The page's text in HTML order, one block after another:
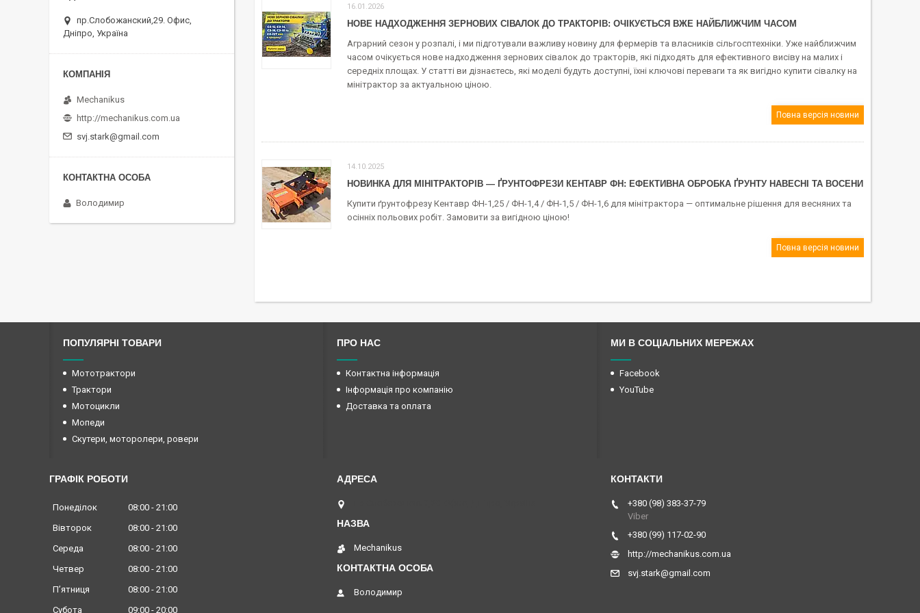
16.01.2026
НОВЕ НАДХОДЖЕННЯ ЗЕРНОВИХ СІВАЛОК ДО ТРАКТОРІВ: ОЧІКУЄТЬСЯ ВЖЕ НАЙБЛИЖЧИМ ЧАСОМ
Аграрний сезон у розпалі, і ми підготували важливу новину для фермерів та власників сільгосптехніки. Уже найближчим
часом очікується нове надходження зернових сівалок до тракторів, які підходять для ефективного висіву на малих і
середніх площах. У статті ви дізнаєтесь, які моделі будуть доступні, їхні ключові переваги та як вигідно купити сівалку на
мінітрактор за актуальною ціною.
Повна версія новини
14.10.2025
НОВИНКА ДЛЯ МІНІТРАКТОРІВ — ҐРУНТОФРЕЗИ КЕНТАВР ФН: ЕФЕКТИВНА ОБРОБКА ҐРУНТУ НАВЕСНІ ТА ВОСЕНИ
Купити ґрунтофрезу Кентавр ФН-1,25 / ФН-1,4 / ФН-1,5 / ФН-1,6 для мінітрактора — оптимальне рішення для весняних та
осінніх польових робіт. Замовити за вигідною ціною!
Повна версія новини
пр.Слобожанский,29. Офис,
Дніпро, Україна
Mechanikus
http://mechanikus.com.ua
svj.stark@gmail.com
Володимир
ПОПУЛЯРНІ ТОВАРИ
Мототрактори
Трактори
Мотоцикли
Мопеди
Скутери, моторолери, ровери
ПРО НАС
Контактна інформація
Інформація про компанію
Доставка та оплата
МИ В СОЦІАЛЬНИХ МЕРЕЖАХ
Facebook
YouTube
ГРАФІК РОБОТИ
Понеділок 08:00
21:00
Вівторок
08:00
21:00
Середа
08:00
21:00
Четвер
08:00
21:00
Пʼятниця
08:00
21:00
Субота
09:00 20:00
Mechanikus
Володимир
+380 (98) 383-37-79
Viber
+380 (99) 117-02-90
http://mechanikus.com.ua
svj.stark@gmail.com